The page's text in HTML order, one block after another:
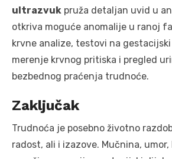
ultrazvuk pruža detaljan uvid u
otkriva moguće anomalije u ranoj
krvne analize, testovi na
merenje krvnog pritiska i pregled
bezbednog praćenja trudnoće.
Zaključak
Trudnoća je posebno životno
radost, ali i izazove. Mučnina,